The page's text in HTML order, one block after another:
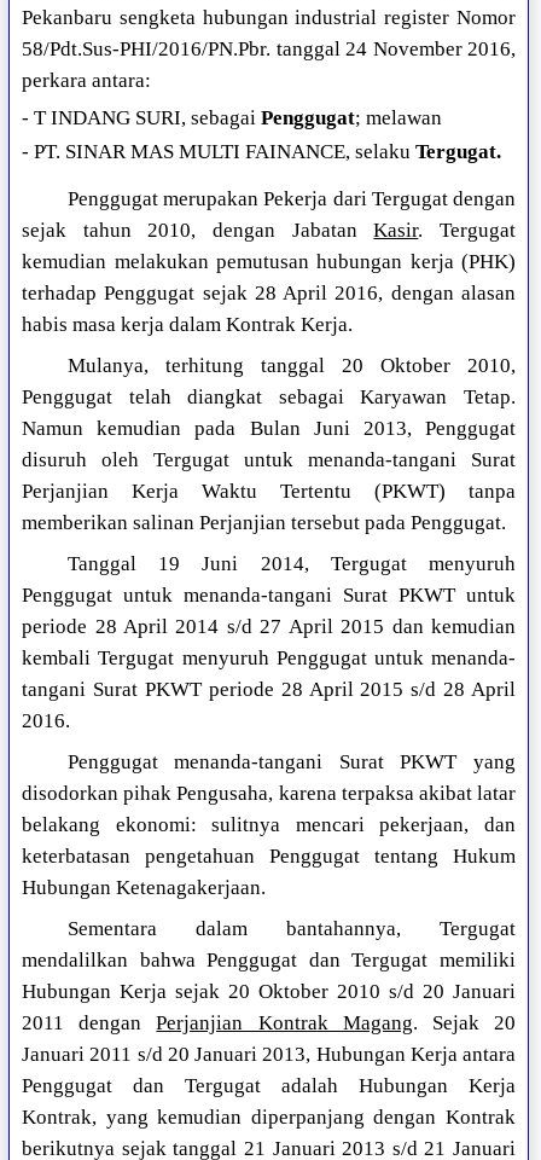
Pekanbaru sengketa hubungan industrial register Nomor
58/Pdt.Sus-PHI/2016/PN.Pbr. tanggal 24 November 2016,
perkara antara:
- T INDANG SURI, sebagaiPenggugat; melawan
- PT. SINAR MAS MULTI FAINANCE, selakuTergugat.
Penggugat merupakan Pekerja dari Tergugat dengan
sejak tahun 2010, dengan JabatanKasir. Tergugat
kemudian melakukan pemutusan hubungan kerja (PHK)
terhadap Penggugat sejak 28 April 2016, dengan alasan
habis masa kerja dalam Kontrak Kerja.
Mulanya, terhitung tanggal 20 Oktober 2010,
Penggugat telah diangkat sebagai Karyawan Tetap.
Namun kemudian pada Bulan Juni 2013, Penggugat
disuruh oleh Tergugat untuk menanda-tangani Surat
Perjanjian Kerja Waktu Tertentu (PKWT) tanpa
memberikan salinan Perjanjian tersebut pada Penggugat.
Tanggal 19 Juni 2014, Tergugat menyuruh
Penggugat untuk menanda-tangani Surat PKWT untuk
periode 28 April 2014 s/d 27 April 2015 dan kemudian
kembali Tergugat menyuruh Penggugat untuk menanda-
tangani Surat PKWT periode 28 April 2015 s/d 28 April
2016.
Penggugat menanda-tangani Surat PKWT yang
disodorkan pihak Pengusaha, karena terpaksa akibat latar
belakang ekonomi: sulitnya mencari pekerjaan, dan
keterbatasan pengetahuan Penggugat tentang Hukum
Hubungan Ketenagakerjaan.
Sementara dalam bantahannya, Tergugat
mendalilkan bahwa Penggugat dan Tergugat memiliki
Hubungan Kerja sejak 20 Oktober 2010 s/d 20 Januari
2011 denganPerjanjian Kontrak Magang. Sejak 20
Januari 2011 s/d 20 Januari 2013, Hubungan Kerja antara
Penggugat dan Tergugat adalah Hubungan Kerja
Kontrak, yang kemudian diperpanjang dengan Kontrak
berikutnya sejak tanggal 21 Januari 2013 s/d 21 Januari